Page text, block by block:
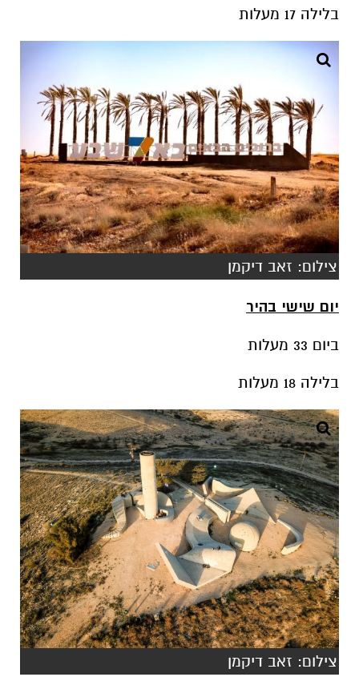
צילום: זאב דיקמן
יום שישי בהיר
ביום 33 מעלות
בלילה 18 מעלות
צילום: זאב דיקמן
יום שבת בהיר